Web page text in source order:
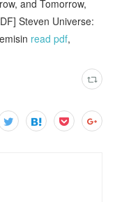
and Tomorrow,
Steven Universe:
read pdf,